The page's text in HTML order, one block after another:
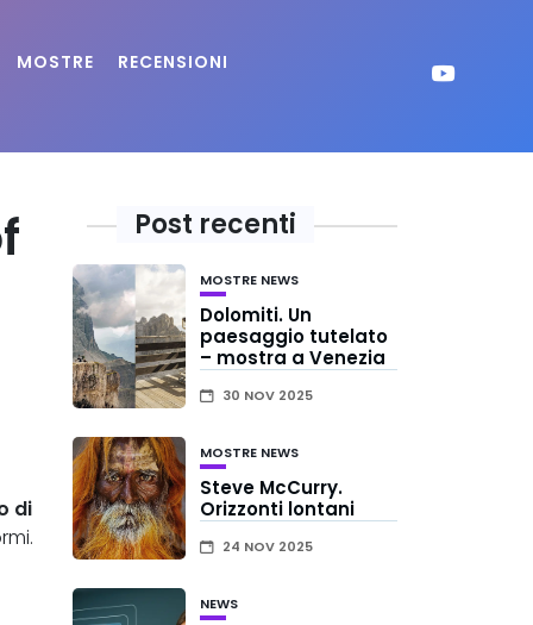
MOSTRE RECENSIONI
di
Post recenti
MOSTRE NEWS
Dolomiti. Un
paesaggio tutelato
– mostra a Venezia
30 NOV 2025
MOSTRE NEWS
Steve McCurry.
Orizzonti lontani
24 NOV 2025
NEWS